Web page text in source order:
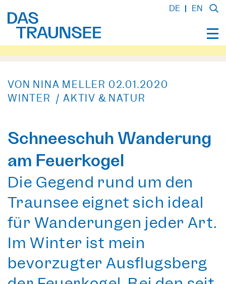
DE EN
VON NINA MELLER 02.01.2020
WINTER / AKTIV & NATUR
Schneeschuh Wanderung
am Feuerkogel
Die Gegend rund um den
Traunsee eignet sich ideal
für Wanderungen jeder Art.
Im Winter ist mein
bevorzugter Ausflugsberg